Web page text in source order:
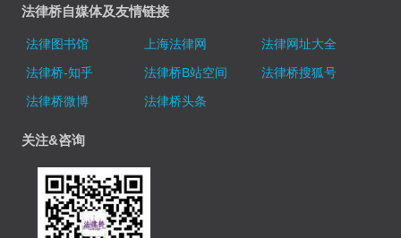
法律桥自媒体及友情链接
法律图书馆 上海法律网
法律网址大全
法律桥-知乎
法律桥B站空间
法律桥搜狐号
法律桥微博
法律桥头条
关注&咨询